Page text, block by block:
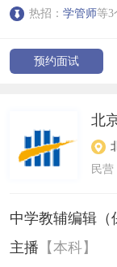
热招： 学管师等3
预约面试
北
民营
中学教辅编辑（
主播 【本科】